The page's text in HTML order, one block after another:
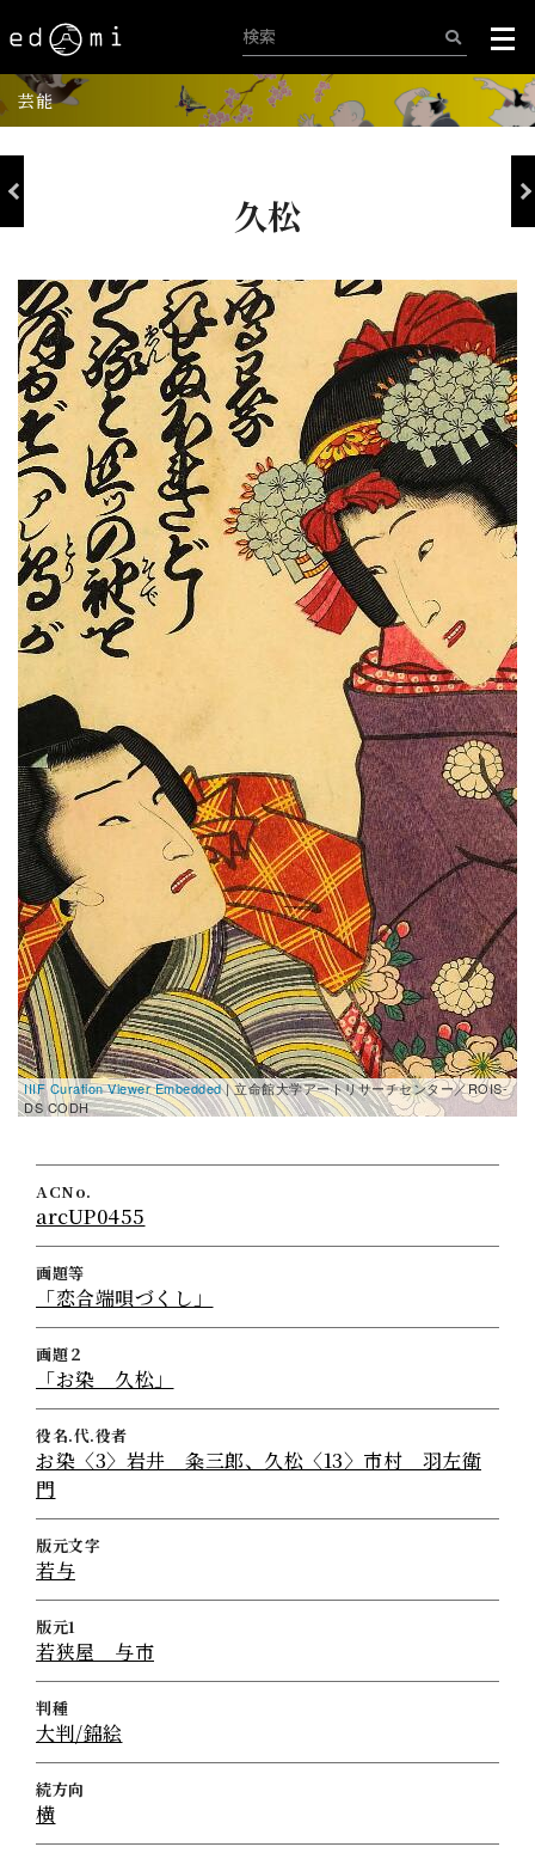
芸能
久松
+
-
IIIF Curation Viewer Embedded| 立命館大学アートリサーチセンター／ROIS-
DS CODH
ACNo.
arcUP0455
画題等
「恋合端唄づくし」
画題２
「お染 久松」
役名.代.役者
お染〈3〉岩井 粂三郎、久松〈13〉市村 羽左衛
門
版元文字
若与
版元1
若狭屋 与市
判種
大判/錦絵
続方向
横